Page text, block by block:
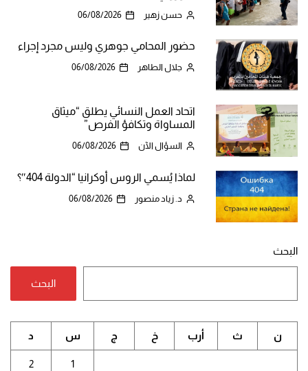
حسن زهير 06/08/2026
حضور المحامي جوهري وليس مجرد إجراء
جلال الطاهر 06/08/2026
اتحاد العمل النسائي يطلق “ميثاق
المساواة وتكافؤ الفرص”
السؤال الآن 06/08/2026
لماذا يُسمي الروس أوكرانيا “الدولة 404″؟
د. زياد منصور 06/08/2026
البحث
البحث
ن ث أرب خ ج س د
1
2